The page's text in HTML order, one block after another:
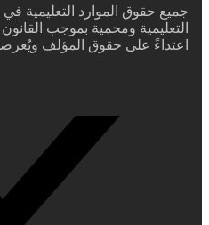
جميع حقوق الموارد التعليمية
التعليمية ومحمية بموجب
اعتداءً على حقوق المؤلف